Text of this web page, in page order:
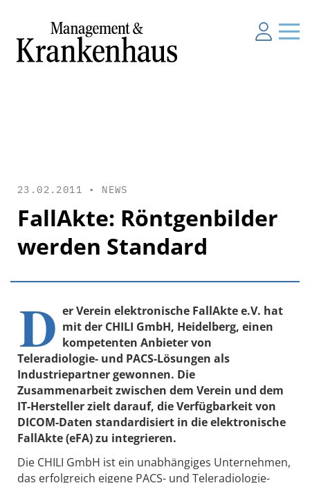
23.02.2011 • NEWS
FallAkte: Röntgenbilder
werden Standard
D er Verein elektronische FallAkte e.V. hat
mit der CHILI GmbH, Heidelberg, einen
kompetenten Anbieter von
Teleradiologie- und PACS-Lösungen als
Industriepartner gewonnen. Die
Zusammenarbeit zwischen dem Verein und dem
IT-Hersteller zielt darauf, die Verfügbarkeit von
DICOM-Daten standardisiert in die elektronische
FallAkte (eFA) zu integrieren.
Die CHILI GmbH ist ein unabhängiges Unternehmen,
das erfolgreich eigene PACS- und Teleradiologie-